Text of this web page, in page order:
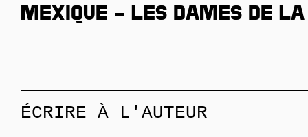
Mexique – Les dames de
ÉCRIRE À L'AUTEUR